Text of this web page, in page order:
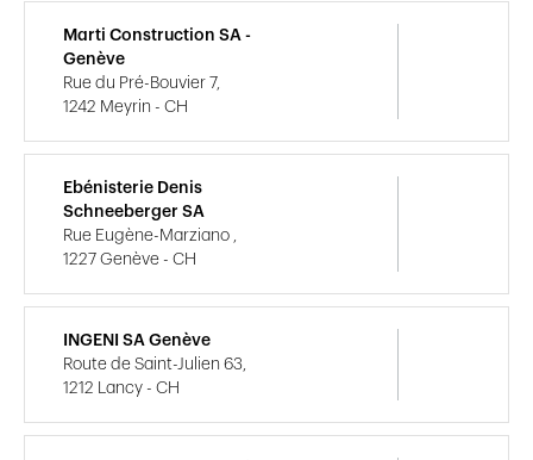
Marti Construction SA -
Genève
Rue du Pré-Bouvier 7,
1242 Meyrin - CH
Ebénisterie Denis
Schneeberger SA
Rue Eugène-Marziano ,
1227 Genève - CH
INGENI SA Genève
Route de Saint-Julien 63,
1212 Lancy - CH